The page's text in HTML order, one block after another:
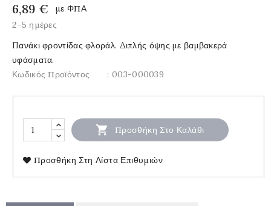
6,89 €
με ΦΠΑ
2-5 ημέρες
Πανάκι φροντίδας φλοράλ. Διπλής όψης με βαμβακερά
υφάσματα.
Κωδικός Προϊόντος
: 003-000039
 Προσθήκη Στο Καλάθι
Προσθήκη Στη Λίστα Επιθυμιών